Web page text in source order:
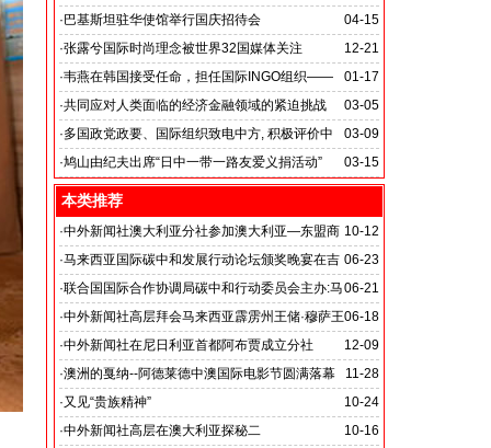
04-15
· 巴基斯坦驻华使馆举行国庆招待会
12-21
·张露兮国际时尚理念被世界32国媒体关注
01-17
·韦燕在韩国接受任命，担任国际INGO组织——
世界绿色气候机构美国全球世界支援本部执行主席03-05
·共同应对人类面临的经济金融领域的紧迫挑战
03-09
·多国政党政要、国际组织致电中方, 积极评价中
方抗击新冠肺炎疫情取得的成效
03-15
·鸠山由纪夫出席“日中一带一路友爱义捐活动”
本类推荐
10-12
·中外新闻社澳大利亚分社参加澳大利亚—东盟商
务论坛
06-23
·马来西亚国际碳中和发展行动论坛颁奖晚宴在吉
隆坡香格里拉大酒店举行
06-21
·联合国国际合作协调局碳中和行动委员会主办:马
来西亚国际低碳发展行动论坛
主题:促进低碳领域技术交流 深化低碳经济国际合作
06-18
·中外新闻社高层拜会马来西亚霹雳州王储·穆萨王
子
12-09
·中外新闻社在尼日利亚首都阿布贾成立分社
11-28
·澳洲的戛纳--阿德莱德中澳国际电影节圆满落幕
10-24
·又见“贵族精神”
在这个贵族销声匿迹的时代，“贵族的精神”是否应该是
10-16
·中外新闻社高层在澳大利亚探秘二